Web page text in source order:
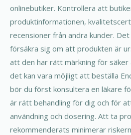
onlinebutiker. Kontrollera att
produktinformationen,
recensioner från andra kunder.
försäkra sig om att produkten är
att den har rätt märkning för
det kan vara möjligt att beställa
bör du först konsultera en läkare
är rätt behandling för dig och för
användning och dosering. Att ta
rekommenderats minimerar